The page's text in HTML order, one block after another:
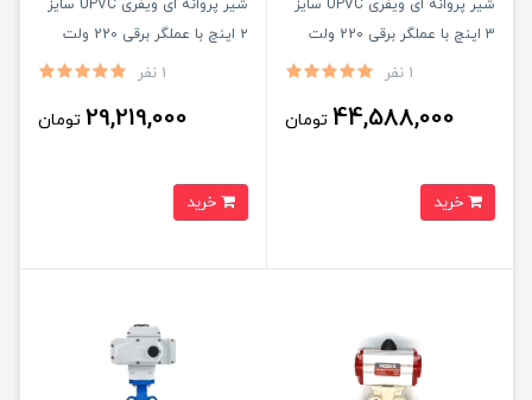
شیر پروانه ای ویفری UPVC سایز
3 اینچ با عملگر برقی 220 ولت
1 نفر
44,588,000 تومان
شیر پروانه ای ویفری UPVC سایز
۲ اینچ با عملگر برقی 220 ولت
1 نفر
29,219,000 تومان